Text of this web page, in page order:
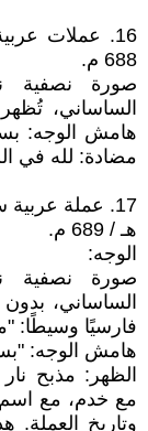
688 م.
صورة نصفية
الساساني،
هامش الوجه:
مضادة: لله في
هـ / 689 م.
الوجه:
صورة نصفية
الساساني،
فارسيًا وسيطًا:
هامش الوجه:
الظهر: مذبح
مع خدم، مع
وتاريخ العملة.